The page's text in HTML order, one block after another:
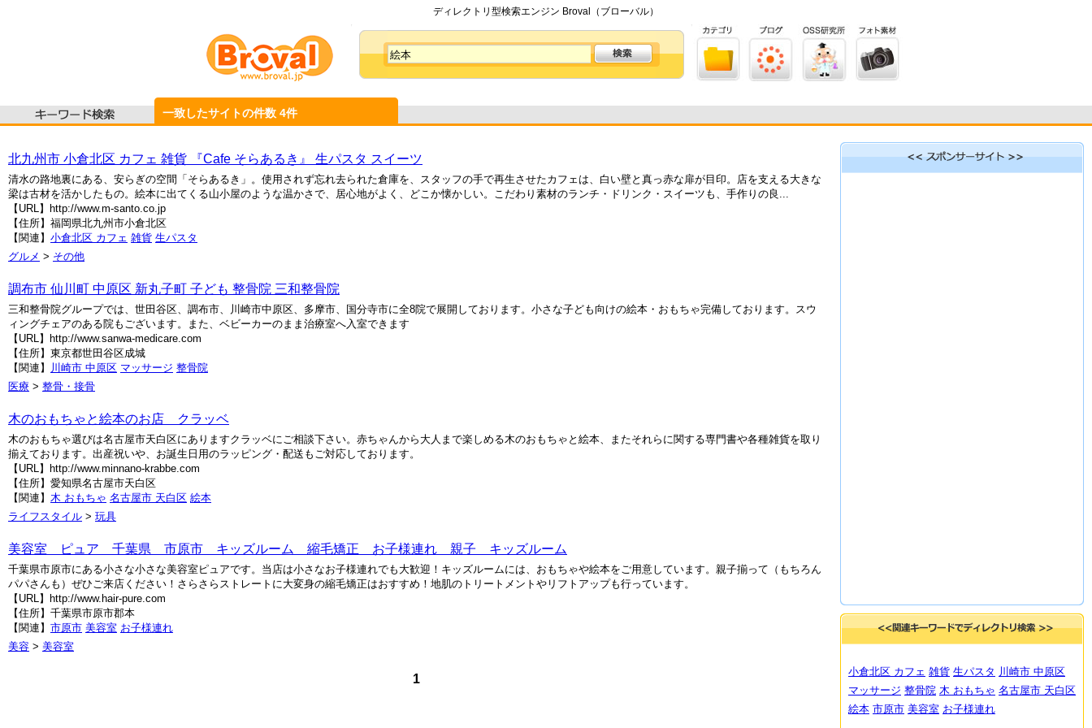
ディレクトリ型検索エンジン Broval（ブローバル）
一致したサイトの件数 4件
北九州市 小倉北区 カフェ 雑貨 『Cafe そらあるき』 生パスタ スイーツ
清水の路地裏にある、安らぎの空間「そらあるき」。使用されず忘れ去られた倉庫を、スタッフの手で再生させたカフェは、白い壁と真っ赤な扉が目印。店を支える大きな
梁は古材を活かしたもの。絵本に出てくる山小屋のような温かさで、居心地がよく、どこか懐かしい。こだわり素材のランチ・ドリンク・スイーツも、手作りの良...
【URL】http://www.m-santo.co.jp
【住所】福岡県北九州市小倉北区
【関連】 小倉北区 カフェ 雑貨 生パスタ
グルメ > その他
調布市 仙川町 中原区 新丸子町 子ども 整骨院 三和整骨院
三和整骨院グループでは、世田谷区、調布市、川崎市中原区、多摩市、国分寺市に全8院で展開しております。小さな子ども向けの絵本・おもちゃ完備しております。スウ
ィングチェアのある院もございます。また、ベビーカーのまま治療室へ入室できます
【URL】http://www.sanwa-medicare.com
【住所】東京都世田谷区成城
【関連】
川崎市 中原区 マッサージ 整骨院
医療 > 整骨・接骨
木のおもちゃと絵本のお店 クラッベ
木のおもちゃ選びは名古屋市天白区にありますクラッベにご相談下さい。赤ちゃんから大人まで楽しめる木のおもちゃと絵本、またそれらに関する専門書や各種雑貨を取り
揃えております。出産祝いや、お誕生日用のラッピング・配送もご対応しております。
【URL】http://www.minnano-krabbe.com
【住所】愛知県名古屋市天白区
【関連】 木 おもちゃ 名古屋市 天白区 絵本
ライフスタイル > 玩具
美容室 ピュア 千葉県 市原市 キッズルーム 縮毛矯正 お子様連れ 親子 キッズルーム
千葉県市原市にある小さな小さな美容室ピュアです。当店は小さなお子様連れでも大歓迎！キッズルームには、おもちゃや絵本をご用意しています。親子揃って（もちろん
パパさんも）ぜひご来店ください！さらさらストレートに大変身の縮毛矯正はおすすめ！地肌のトリートメントやリフトアップも行っています。
【URL】http://www.hair-pure.com
【住所】千葉県市原市郡本
【関連】 市原市 美容室 お子様連れ
美容 > 美容室
1
小倉北区 カフェ 雑貨 生パスタ 川崎市 中原区
マッサージ 整骨院 木 おもちゃ 名古屋市 天白区
絵本 市原市 美容室 お子様連れ